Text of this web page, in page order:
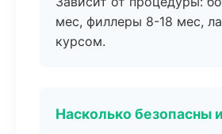
мес, филлеры 8-18 мес,
курсом.
Насколько безопасны